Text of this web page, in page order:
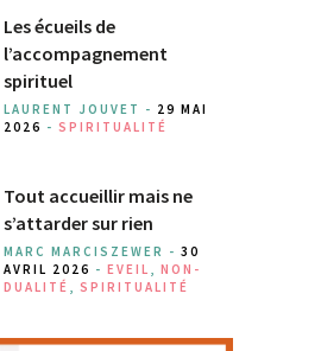
Les écueils de
l’accompagnement
spirituel
LAURENT JOUVET - 29 MAI
2026 - SPIRITUALITÉ
Tout accueillir mais ne
s’attarder sur rien
MARC MARCISZEWER - 30
AVRIL 2026 - EVEIL
NON-
DUALITÉ
SPIRITUALITÉ